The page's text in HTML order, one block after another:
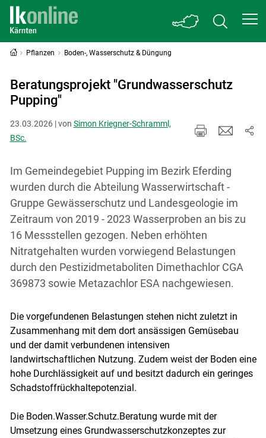
Pflanzen Boden-, Wasserschutz & Düngung
Beratungsprojekt "Grundwasserschutz
Pupping"
23.03.2026 | von Simon Kriegner-Schramml,
BSc.
Im Gemeindegebiet Pupping im Bezirk Eferding
wurden durch die Abteilung Wasserwirtschaft -
Gruppe Gewässerschutz und Landesgeologie im
Zeitraum von 2019 - 2023 Wasserproben an bis zu
16 Messstellen gezogen. Neben erhöhten
Nitratgehalten wurden vorwiegend Belastungen
durch den Pestizidmetaboliten Dimethachlor CGA
369873 sowie Metazachlor ESA nachgewiesen.
Die vorgefundenen Belastungen stehen nicht zuletzt in
Zusammenhang mit dem dort ansässigen Gemüsebau
und der damit verbundenen intensiven
landwirtschaftlichen Nutzung. Zudem weist der Boden eine
hohe Durchlässigkeit auf und besitzt dadurch ein geringes
Schadstoffrückhaltepotenzial.
Die Boden.Wasser.Schutz.Beratung wurde mit der
Umsetzung eines Grundwasserschutzkonzeptes zur